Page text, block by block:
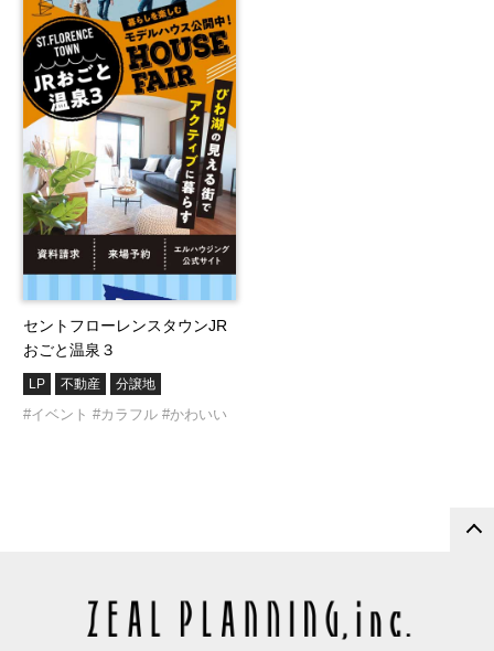
セントフローレンスタウンJR
おごと温泉３
LP 不動産 分譲地
#イベント #カラフル #かわいい